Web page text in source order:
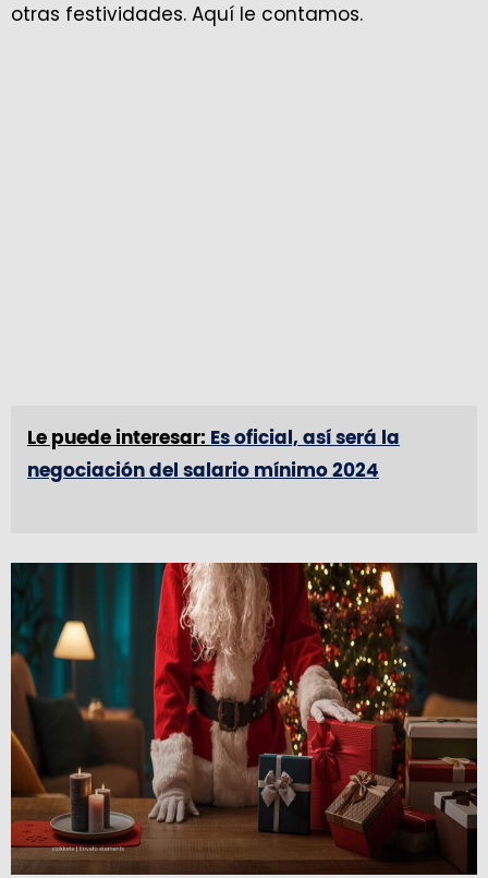
otras festividades. Aquí le contamos.
Le puede interesar: Es oficial, así será la
negociación del salario mínimo 2024